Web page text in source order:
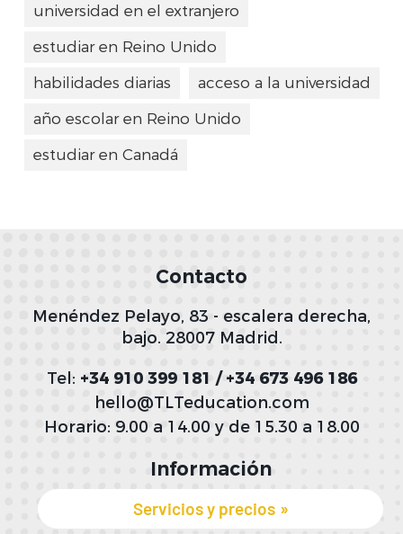
universidad en el extranjero
estudiar en Reino Unido
habilidades diarias
acceso a la universidad
año escolar en Reino Unido
estudiar en Canadá
Contacto
Menéndez Pelayo, 83 - escalera derecha,
bajo. 28007 Madrid.
Tel: +34 910 399 181 / +34 673 496 186
hello@TLTeducation.com
Horario: 9.00 a 14.00 y de 15.30 a 18.00
Información
Servicios y precios